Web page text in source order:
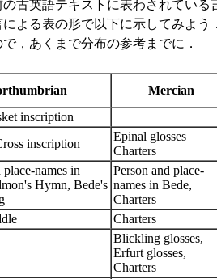
古英語テキストに表わされている
よる表の形で以下に示してみよ
，あくまで分布の参考までに．
Mercian
inscription
inscription
Epinal glosses
Charters
place-names in
Hymn, Bede's
Person and place-
names in Bede,
Charters
Charters
Blickling glosses,
Erfurt glosses,
Charters